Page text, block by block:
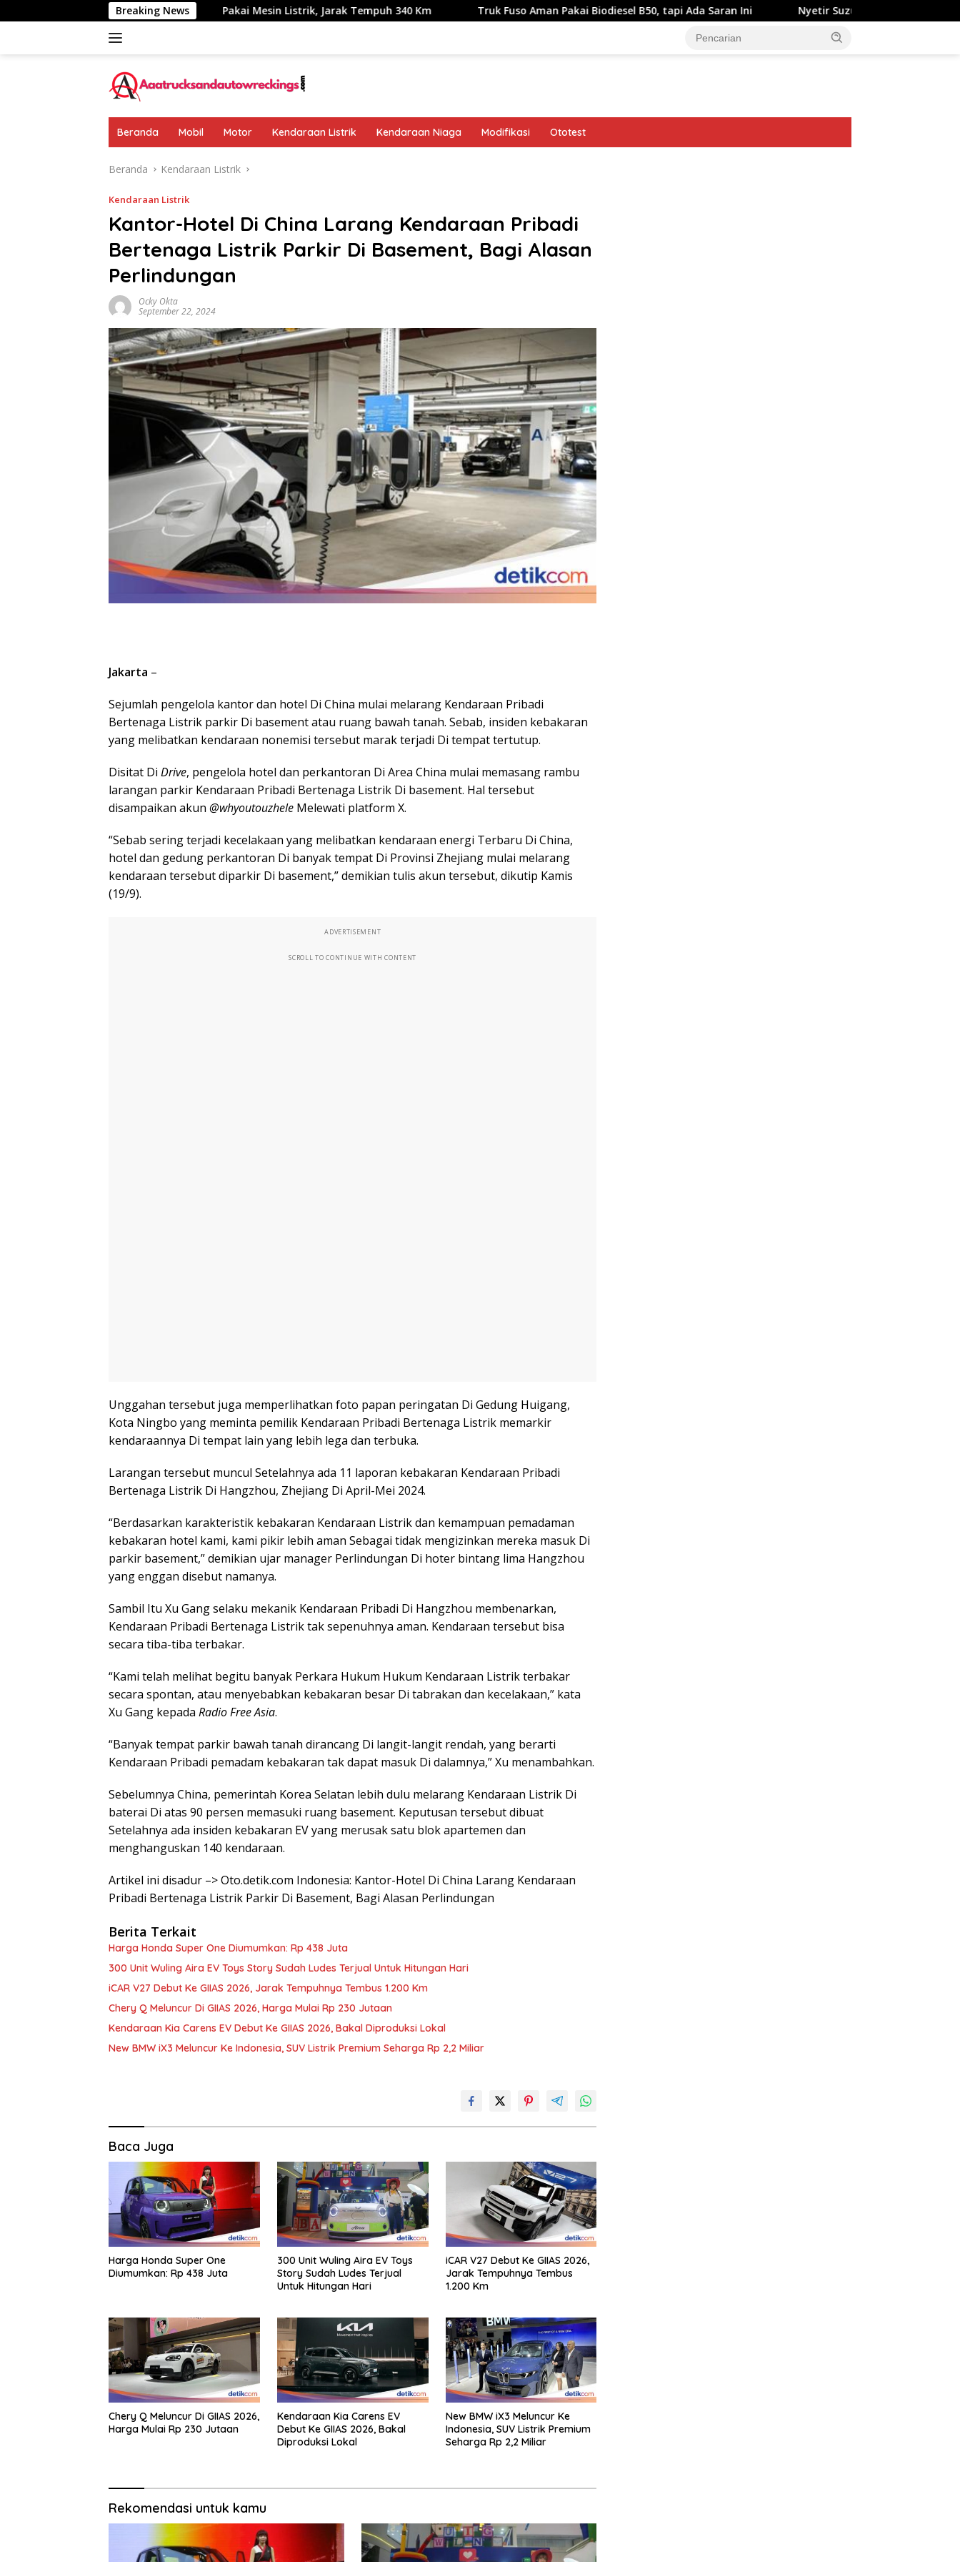
ke
Breaking News
Pakai Mesin Listrik, Jarak Tempuh 340 Km Truk Fuso Aman Pakai Biodiesel B50, tapi Ada Saran Ini Nyetir Suzuki XL7 Facelift Kini Lebih Damai
Beranda Mobil Motor Kendaraan Listrik Kendaraan Niaga Modifikasi Ototest
Beranda Kendaraan Listrik
Kendaraan Listrik
Kantor-Hotel Di China Larang Kendaraan Pribadi
Bertenaga Listrik Parkir Di Basement, Bagi Alasan
Perlindungan
Ocky Okta
September 22, 2024
Jakarta –
Sejumlah pengelola kantor dan hotel Di China mulai melarang Kendaraan Pribadi
Bertenaga Listrik parkir Di basement atau ruang bawah tanah. Sebab, insiden kebakaran
yang melibatkan kendaraan nonemisi tersebut marak terjadi Di tempat tertutup.
Disitat Di Drive, pengelola hotel dan perkantoran Di Area China mulai memasang rambu
larangan parkir Kendaraan Pribadi Bertenaga Listrik Di basement. Hal tersebut
disampaikan akun @whyoutouzhele Melewati platform X.
“Sebab sering terjadi kecelakaan yang melibatkan kendaraan energi Terbaru Di China,
hotel dan gedung perkantoran Di banyak tempat Di Provinsi Zhejiang mulai melarang
kendaraan tersebut diparkir Di basement,” demikian tulis akun tersebut, dikutip Kamis
(19/9).
ADVERTISEMENT
SCROLL TO CONTINUE WITH CONTENT
Unggahan tersebut juga memperlihatkan foto papan peringatan Di Gedung Huigang,
Kota Ningbo yang meminta pemilik Kendaraan Pribadi Bertenaga Listrik memarkir
kendaraannya Di tempat lain yang lebih lega dan terbuka.
Larangan tersebut muncul Setelahnya ada 11 laporan kebakaran Kendaraan Pribadi
Bertenaga Listrik Di Hangzhou, Zhejiang Di April-Mei 2024.
“Berdasarkan karakteristik kebakaran Kendaraan Listrik dan kemampuan pemadaman
kebakaran hotel kami, kami pikir lebih aman Sebagai tidak mengizinkan mereka masuk Di
parkir basement,” demikian ujar manager Perlindungan Di hoter bintang lima Hangzhou
yang enggan disebut namanya.
Sambil Itu Xu Gang selaku mekanik Kendaraan Pribadi Di Hangzhou membenarkan,
Kendaraan Pribadi Bertenaga Listrik tak sepenuhnya aman. Kendaraan tersebut bisa
secara tiba-tiba terbakar.
“Kami telah melihat begitu banyak Perkara Hukum Hukum Kendaraan Listrik terbakar
secara spontan, atau menyebabkan kebakaran besar Di tabrakan dan kecelakaan,” kata
Xu Gang kepada Radio Free Asia.
“Banyak tempat parkir bawah tanah dirancang Di langit-langit rendah, yang berarti
Kendaraan Pribadi pemadam kebakaran tak dapat masuk Di dalamnya,” Xu menambahkan.
Sebelumnya China, pemerintah Korea Selatan lebih dulu melarang Kendaraan Listrik Di
baterai Di atas 90 persen memasuki ruang basement. Keputusan tersebut dibuat
Setelahnya ada insiden kebakaran EV yang merusak satu blok apartemen dan
menghanguskan 140 kendaraan.
Artikel ini disadur –> Oto.detik.com Indonesia: Kantor-Hotel Di China Larang Kendaraan
Pribadi Bertenaga Listrik Parkir Di Basement, Bagi Alasan Perlindungan
Berita Terkait
Harga Honda Super One Diumumkan: Rp 438 Juta
300 Unit Wuling Aira EV Toys Story Sudah Ludes Terjual Untuk Hitungan Hari
iCAR V27 Debut Ke GIIAS 2026, Jarak Tempuhnya Tembus 1.200 Km
Chery Q Meluncur Di GIIAS 2026, Harga Mulai Rp 230 Jutaan
Kendaraan Kia Carens EV Debut Ke GIIAS 2026, Bakal Diproduksi Lokal
New BMW iX3 Meluncur Ke Indonesia, SUV Listrik Premium Seharga Rp 2,2 Miliar
Baca Juga
Harga Honda Super One
Diumumkan: Rp 438 Juta
300 Unit Wuling Aira EV Toys
Story Sudah Ludes Terjual
Untuk Hitungan Hari
iCAR V27 Debut Ke GIIAS 2026,
Jarak Tempuhnya Tembus
1.200 Km
Chery Q Meluncur Di GIIAS 2026,
Harga Mulai Rp 230 Jutaan
Kendaraan Kia Carens EV
Debut Ke GIIAS 2026, Bakal
Diproduksi Lokal
New BMW iX3 Meluncur Ke
Indonesia, SUV Listrik Premium
Seharga Rp 2,2 Miliar
Rekomendasi untuk kamu